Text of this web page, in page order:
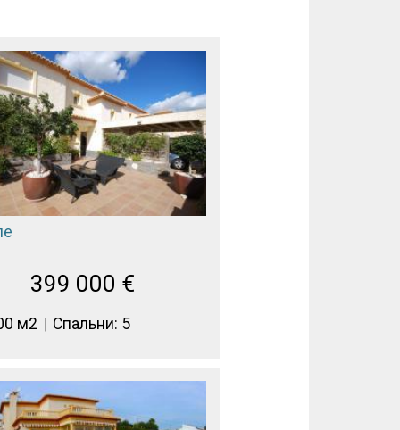
399 000 €
м2 Спальни: 5